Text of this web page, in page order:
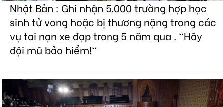
Nhật Bản : Ghi nhận 5.000 trường hợp học
sinh tử vong hoặc bị thương nặng trong các
vụ tai nạn xe đạp trong 5 năm qua . "Hãy
đội mũ bảo hiểm!"